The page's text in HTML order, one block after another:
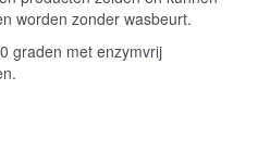
worden zonder wasbeurt.
graden met enzymvrij